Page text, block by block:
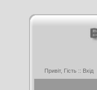
Привіт, Гість :: Вхід